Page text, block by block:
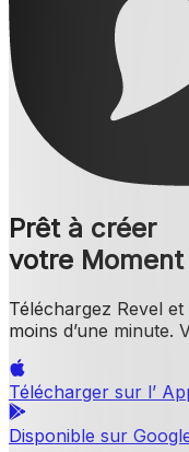
Prêt à créer
votre Moment
Téléchargez Revel
moins d’une minute.
Télécharger sur l’
Disponible sur